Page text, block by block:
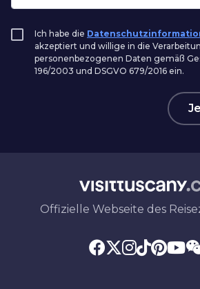
Ich habe die
akzeptiert und willige in die
personenbezogenen Daten gemäß
196/2003 und DSGVO 679/2016 ein.
Offizielle Webseite des